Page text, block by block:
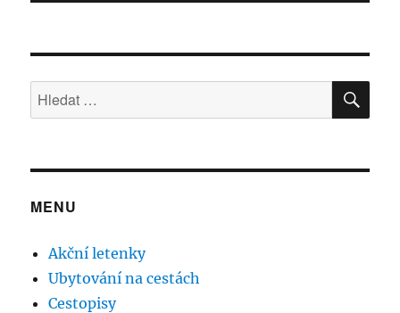
Hledat:
MENU
Akční letenky
Ubytování na cestách
Cestopisy